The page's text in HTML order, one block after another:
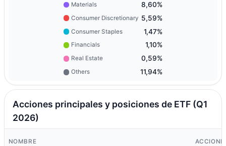
Materials 8,60%
Consumer Discretionary 5,59%
Consumer Staples 1,47%
Financials 1,10%
Real Estate 0,59%
Others 11,94%
Acciones principales y posiciones de ETF (Q1
2026)
NOMBRE